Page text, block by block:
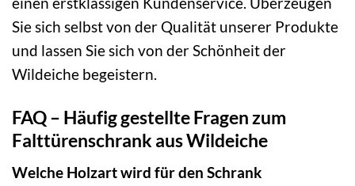
Sie sich selbst von der Qualität unserer Produkte
und lassen Sie sich von der Schönheit der
Wildeiche begeistern.
FAQ – Häufig gestellte Fragen zum
Falttürenschrank aus Wildeiche
Welche Holzart wird für den Schrank